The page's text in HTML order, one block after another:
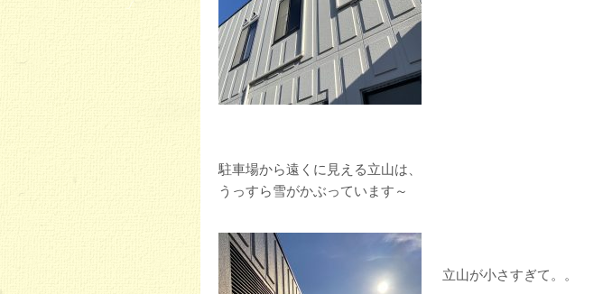
駐車場から遠くに見える立山は、
うっすら雪がかぶっています～
立山が小さすぎて。。